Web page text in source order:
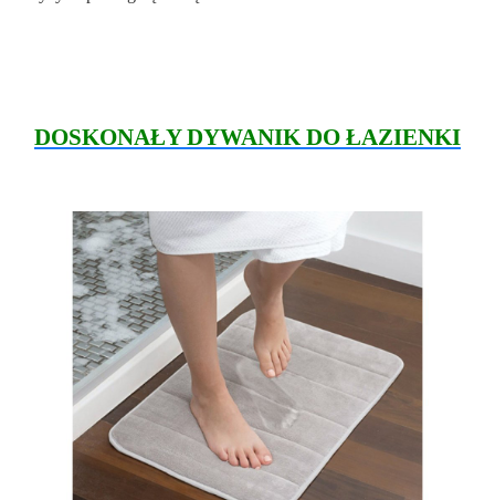
DOSKONAŁY DYWANIK DO ŁAZIENKI